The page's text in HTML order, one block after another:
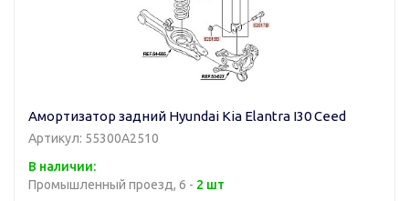
Амортизатор задний Hyundai Kia Elantra I30 Ceed
Артикул: 55300A2510
В наличии:
Промышленный проезд, 6 - 2 шт